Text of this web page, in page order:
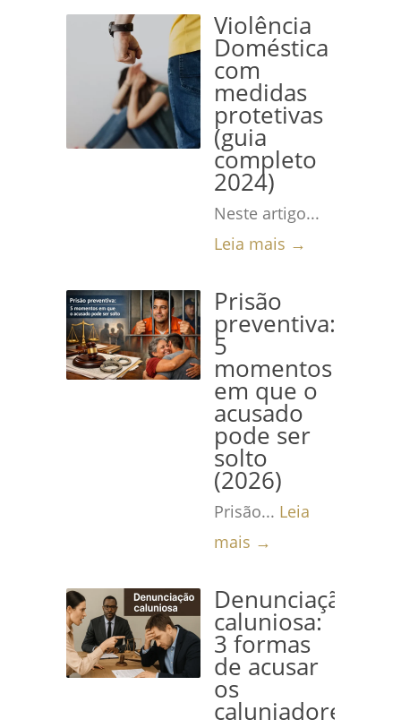
Violência
Doméstica
com
medidas
protetivas
(guia
completo
2024)
Neste artigo...
Leia mais →
Prisão
preventiva:
5
momentos
em que o
acusado
pode ser
solto
(2026)
Prisão... Leia
mais →
Denunciação
caluniosa:
3 formas
de acusar
os
caluniadores